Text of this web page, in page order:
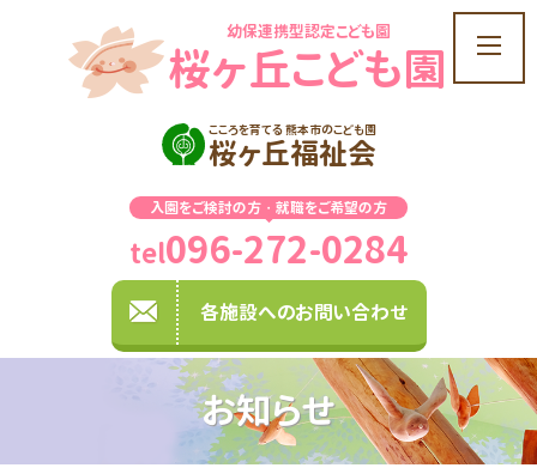
t
o
t
i
o
n
幼保連携型認定こども園
桜ヶ丘こども園
こころを育てる 熊本市のこども園
桜ヶ丘福祉会
入園をご検討の方・就職をご希望の方
tel096-272-0284
各施設へのお問い合わせ
お知らせ